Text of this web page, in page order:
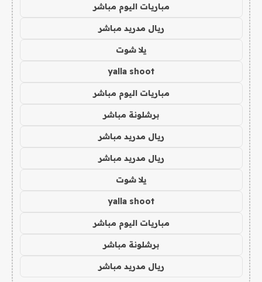
مباريات اليوم مباشر
ريال مدريد مباشر
يلا شوت
yalla shoot
مباريات اليوم مباشر
برشلونة مباشر
ريال مدريد مباشر
ريال مدريد مباشر
يلا شوت
yalla shoot
مباريات اليوم مباشر
برشلونة مباشر
ريال مدريد مباشر